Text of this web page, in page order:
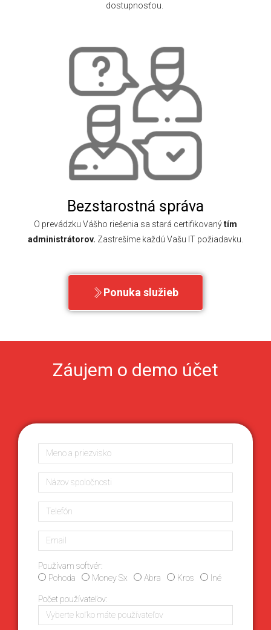
dostupnosťou.
Bezstarostná správa
O prevádzku Vášho riešenia sa stará certifikovanýtím
administrátorov. Zastrešíme každú Vašu IT požiadavku.
Ponuka služieb
Záujem o demo účet
Používam softvér:
Pohoda
Money Sx Abra Kros Iné
Počet používateľov: